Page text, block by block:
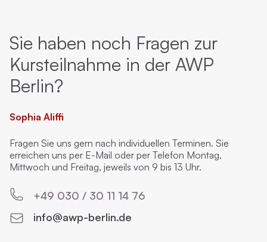
Sie haben noch Fragen zur
Kursteilnahme in der AWP
Berlin?
Sophia Aliffi
Fragen Sie uns gern nach individuellen Terminen. Sie
erreichen uns per E-Mail oder per Telefon Montag,
Mittwoch und Freitag, jeweils von 9 bis 13 Uhr.
+49 030 / 30 11 14 76
info@awp-berlin.de